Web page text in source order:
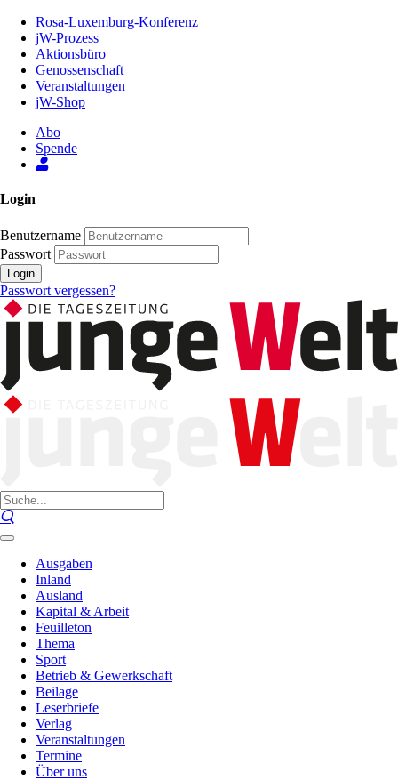
Inhalt
Seite
Rosa-Luxemburg-Konferenz
jW-Prozess
Aktionsbüro
Genossenschaft
Veranstaltungen
jW-Shop
Abo
Spende
Login
Benutzername
Passwort
Login
Passwort vergessen?
Ausgaben
Inland
Ausland
Kapital & Arbeit
Feuilleton
Thema
Sport
Betrieb & Gewerkschaft
Beilage
Leserbriefe
Verlag
Veranstaltungen
Termine
Über uns